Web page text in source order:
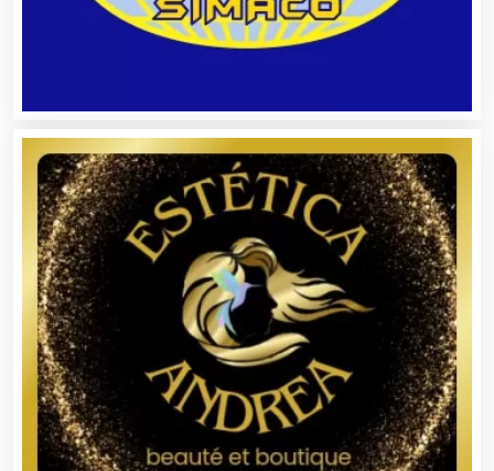
Avaluos
Balnearios
Banquetes